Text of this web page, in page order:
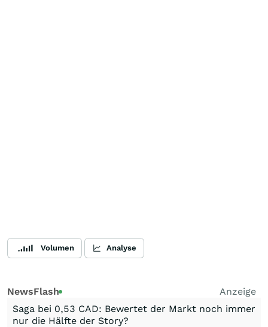
Volumen Analyse
NewsFlash
Anzeige
Saga bei 0,53 CAD: Bewertet der Markt noch immer
nur die Hälfte der Story?